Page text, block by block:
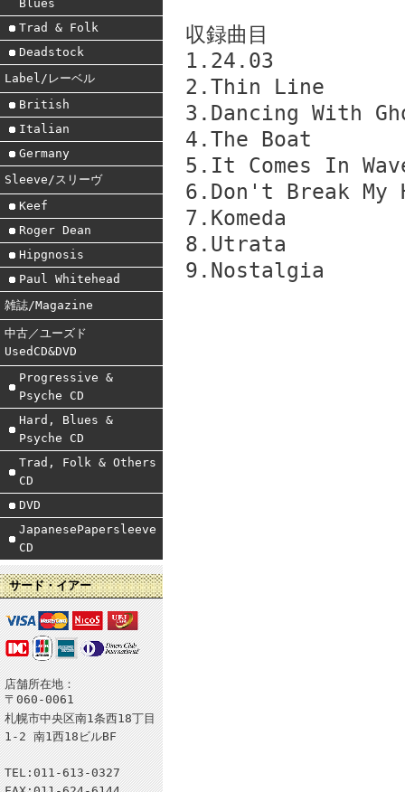
Blues
Trad & Folk
Deadstock
Label/レーベル
British
Italian
Germany
Sleeve/スリーヴ
Keef
Roger Dean
Hipgnosis
Paul Whitehead
雑誌/Magazine
中古／ユーズド
UsedCD&DVD
Progressive &
Psyche CD
Hard, Blues &
Psyche CD
Trad, Folk & Others
CD
DVD
JapanesePapersleeve
CD
サード・イアー
店舗所在地：
〒060-0061
札幌市中央区南1条西18丁目
1-2 南1西18ビルBF
TEL:011-613-0327
収録曲目
1.24.03
2.Thin Line
3.Dancing With
4.The Boat
5.It Comes In
6.Don't Break My
7.Komeda
8.Utrata
9.Nostalgia